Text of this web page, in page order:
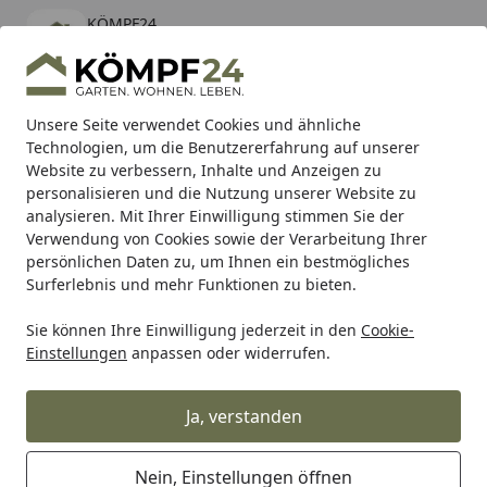
Unsere Seite verwendet Cookies und ähnliche
Technologien, um die Benutzererfahrung auf unserer
Website zu verbessern, Inhalte und Anzeigen zu
personalisieren und die Nutzung unserer Website zu
analysieren. Mit Ihrer Einwilligung stimmen Sie der
Verwendung von Cookies sowie der Verarbeitung Ihrer
persönlichen Daten zu, um Ihnen ein bestmögliches
Surferlebnis und mehr Funktionen zu bieten.
Sie können Ihre Einwilligung jederzeit in den Cookie-
Einstellungen anpassen oder widerrufen.
Ja, verstanden
Nein, Einstellungen öffnen
KÖMPF24
kostenlos - Im App Store
Hotline
Alle Produkte
Mein Konto
Suchen
Karibu Pools inkl. gratis Sandfilteranlage & Pool-
Starterset (Gesamtwert bis 468,99€)
Startseite
Weber GBS Grillrost Spirit 3XX (64812)
Weber GBS Grillrost Spirit 3XX